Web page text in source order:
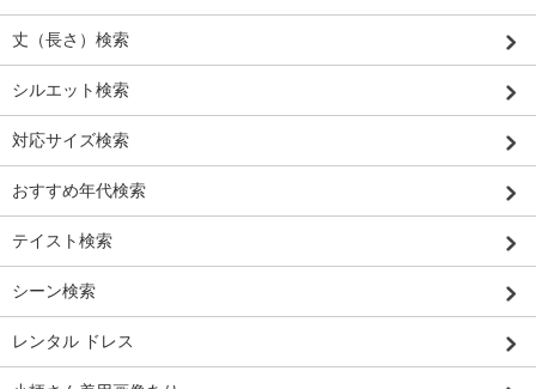
丈（長さ）検索
シルエット検索
対応サイズ検索
おすすめ年代検索
テイスト検索
シーン検索
レンタル ドレス